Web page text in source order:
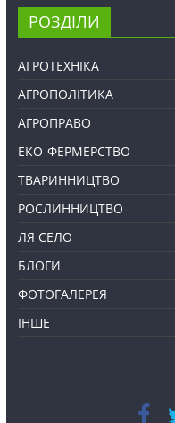
РОЗДІЛИ
АГРОТЕХНІКА
АГРОПОЛІТИКА
АГРОПРАВО
ЕКО-ФЕРМЕРСТВО
ТВАРИННИЦТВО
РОСЛИННИЦТВО
ЛЯ СЕЛО
БЛОГИ
ФОТОГАЛЕРЕЯ
ІНШЕ